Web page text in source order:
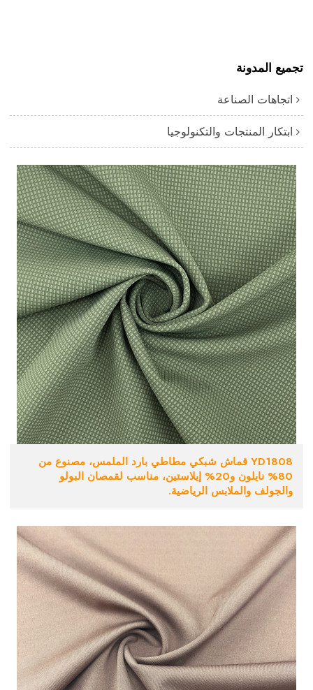
تجميع المدونة
اتجاهات الصناعة
ابتكار المنتجات والتكنولوجيا
YD1808 قماش شبكي مطاطي بارد الملمس، مصنوع من
80% نايلون و20% إيلاستين، مناسب لقمصان البولو
والجولف والملابس الرياضية.